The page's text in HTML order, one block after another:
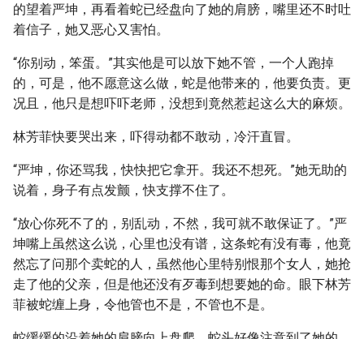
的望着严坤，再看着蛇已经盘向了她的肩膀，嘴里还不时吐
着信子，她又恶心又害怕。
“你别动，笨蛋。”其实他是可以放下她不管，一个人跑掉
的，可是，他不愿意这么做，蛇是他带来的，他要负责。更
况且，他只是想吓吓老师，没想到竟然惹起这么大的麻烦。
林芳菲快要哭出来，吓得动都不敢动，冷汗直冒。
“严坤，你还骂我，快快把它拿开。我还不想死。”她无助的
说着，身子有点发颤，快支撑不住了。
“放心你死不了的，别乱动，不然，我可就不敢保证了。”严
坤嘴上虽然这么说，心里也没有谱，这条蛇有没有毒，他竟
然忘了问那个卖蛇的人，虽然他心里特别恨那个女人，她抢
走了他的父亲，但是他还没有歹毒到想要她的命。眼下林芳
菲被蛇缠上身，令他管也不是，不管也不是。